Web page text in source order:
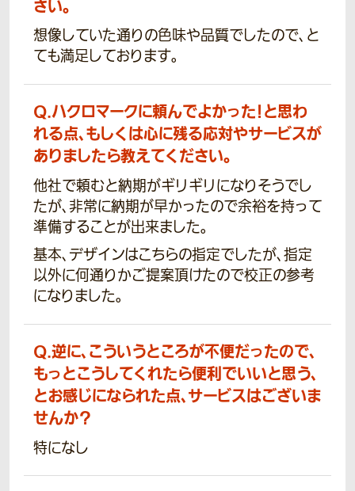
さい。
想像していた通りの色味や品質でしたので、と
ても満足しております。
Q.ハクロマークに頼んでよかった！と思わ
れる点、もしくは心に残る応対やサービスが
ありましたら教えてください。
他社で頼むと納期がギリギリになりそうでし
たが、非常に納期が早かったので余裕を持って
準備することが出来ました。
基本、デザインはこちらの指定でしたが、指定
以外に何通りかご提案頂けたので校正の参考
になりました。
Q.逆に、こういうところが不便だったので、
もっとこうしてくれたら便利でいいと思う、
とお感じになられた点、サービスはございま
せんか？
特になし